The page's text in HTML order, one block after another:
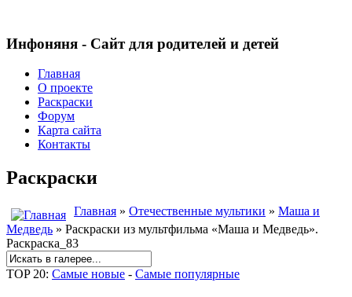
Инфоняня - Сайт для родителей и детей
Главная
О проекте
Раскраски
Форум
Карта сайта
Контакты
Раскраски
Главная » Отечественные мультики » Маша и
Медведь » Раскраски из мультфильма «Маша и Медведь».
Раскраска_83
TOP 20: Самые новые - Самые популярные